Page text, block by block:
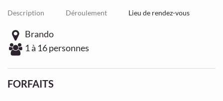
Description Déroulement Lieu de rendez-vous
Brando
1 à 16 personnes
FORFAITS